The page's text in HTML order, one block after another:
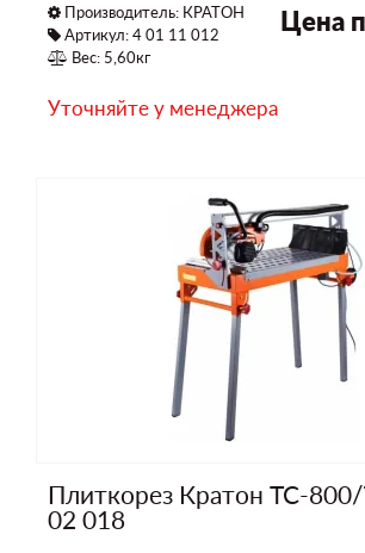
Производитель: КРАТОН
Артикул: 4 01 11 012
Вес: 5,60кг
Цена
Уточняйте у менеджера
Плиткорез Кратон TC-
02 018